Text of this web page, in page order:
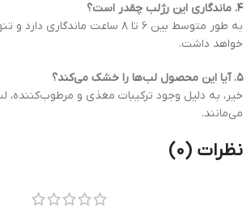
۴. ماندگاری این رژلب چقدر است؟
به طور متوسط بین ۶ تا ۸ ساعت
خواهد داشت.
۵. آیا این محصول لب‌ها را خشک می‌کند؟
خیر، به دلیل وجود ترکیبات مغذی و مرطوب‌کننده،
می‌مانند.
نظرات (0)